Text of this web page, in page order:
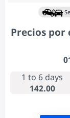
Precios por
1 to 6 days
142.00